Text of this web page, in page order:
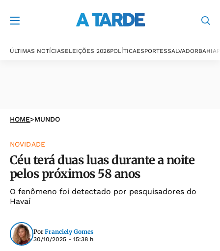
ÚLTIMAS NOTÍCIASELEIÇÕES 2026POLÍTICAESPORTESSALVADORBAHIA
HOME>MUNDO
NOVIDADE
Céu terá duas luas durante a noite
pelos próximos 58 anos
O fenômeno foi detectado por pesquisadores do
Havaí
Por Franciely Gomes
30/10/2025 - 15:38 h